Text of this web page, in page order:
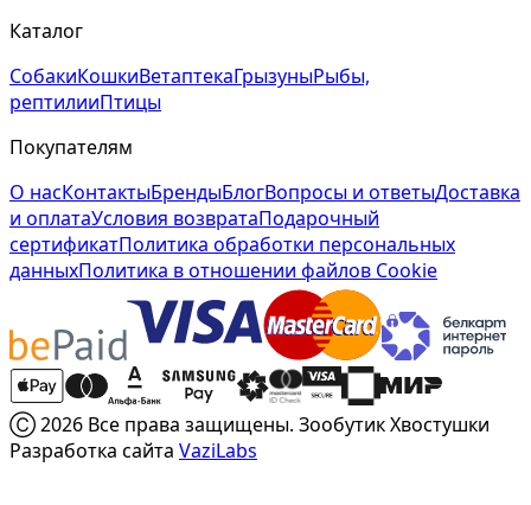
Каталог
СобакиКошкиВетаптекаГрызуныРыбы,
рептилииПтицы
Покупателям
О насКонтактыБрендыБлогВопросы и ответыДоставка
и оплатаУсловия возвратаПодарочный
сертификатПолитика обработки персональных
данныхПолитика в отношении файлов Cookie
Ⓒ 2026 Все права защищены. Зообутик Хвостушки
Разработка сайта VaziLabs